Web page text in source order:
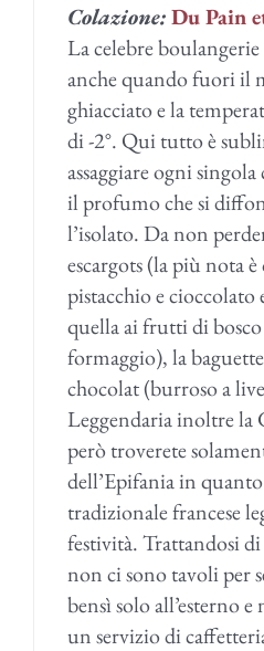
Colazione:Du Pain
La celebre boulangerie
anche quando fuori il
ghiacciato e la
di -2°. Qui tutto è
assaggiare ogni singola
il profumo che si
l’isolato. Da non
escargots (la più nota
pistacchio e cioccolato
quella ai frutti di
formaggio), la
chocolat (burroso a
Leggendaria inoltre la
però troverete
dell’Epifania in
tradizionale francese
festività. Trattandosi
non ci sono tavoli per
bensì solo all’esterno
un servizio di